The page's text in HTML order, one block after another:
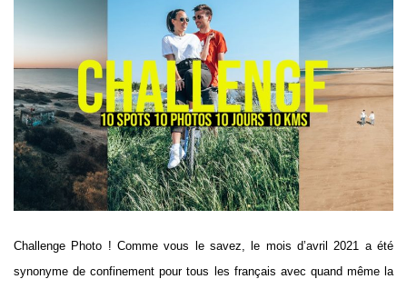
Challenge Photo ! Comme vous le savez, le mois d’avril 2021 a été
synonyme de confinement pour tous les français avec quand même la